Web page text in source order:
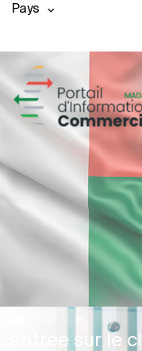
Pays
sur le